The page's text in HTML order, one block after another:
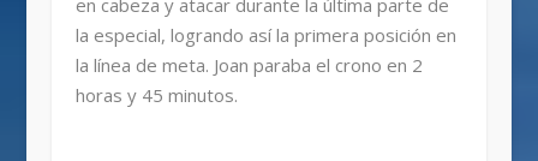
en cabeza y atacar durante la última parte de
la especial, logrando así la primera posición en
la línea de meta. Joan paraba el crono en 2
horas y 45 minutos.